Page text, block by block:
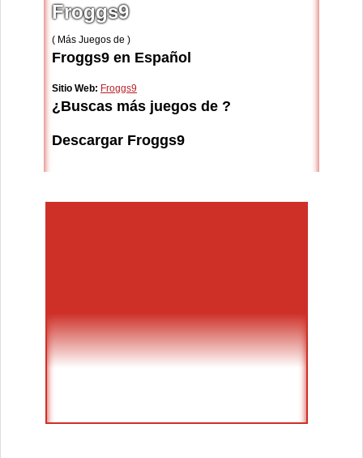
Froggs9
( Más Juegos de )
Froggs9 en Español
Sitio Web: Froggs9
¿Buscas más juegos de ?
Descargar Froggs9